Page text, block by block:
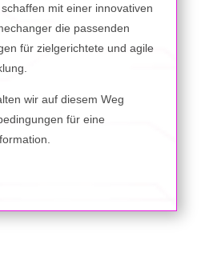
mit einer innovativen
die passenden
für zielgerichtete und agile
wir auf diesem Weg
für eine